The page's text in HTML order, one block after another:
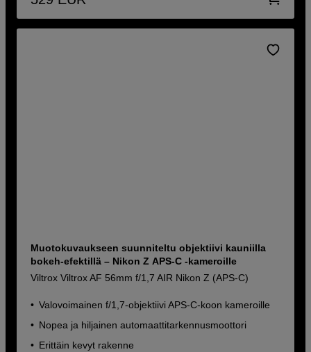
Muotokuvaukseen suunniteltu objektiivi kauniilla
bokeh-efektillä – Nikon Z APS-C -kameroille
Viltrox Viltrox AF 56mm f/1,7 AIR Nikon Z (APS-C)
Valovoimainen f/1,7-objektiivi APS-C-koon kameroille
Nopea ja hiljainen automaattitarkennusmoottori
Erittäin kevyt rakenne